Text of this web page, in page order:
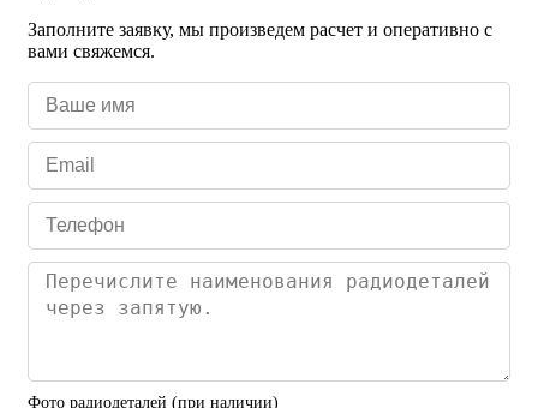
Заполните заявку, мы произведем расчет и оперативно с
вами свяжемся.
Фото радиодеталей (при наличии)